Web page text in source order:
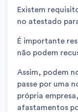
Existem
no atestado
É importante
não podem
Assim, podem
passe por uma
própria
afastamentos